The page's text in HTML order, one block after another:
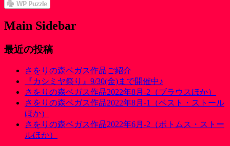
Main Sidebar
最近の投稿
さをりの森ベガス作品ご紹介
『カシミヤ祭り』9/30(金)まで開催中♪
さをりの森ベガス作品2022年8月-2（ブラウスほか）
さをりの森ベガス作品2022年8月-1（ベスト・ストール
ほか）
さをりの森ベガス作品2022年6月-2（ボトムス・ストー
ルほか）